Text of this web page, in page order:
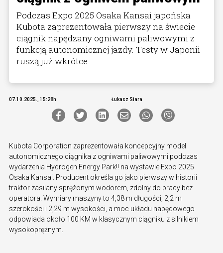
Podczas Expo 2025 Osaka Kansai japońska
Kubota zaprezentowała pierwszy na świecie
ciągnik napędzany ogniwami paliwowymi z
funkcją autonomicznej jazdy. Testy w Japonii
ruszą już wkrótce.
07.10.2025., 15:28h Łukasz Siara
Kubota Corporation zaprezentowała koncepcyjny model
autonomicznego ciągnika z ogniwami paliwowymi podczas
wydarzenia Hydrogen Energy Park!! na wystawie Expo 2025
Osaka Kansai. Producent określa go jako pierwszy w historii
traktor zasilany sprężonym wodorem, zdolny do pracy bez
operatora. Wymiary maszyny to 4,38 m długości, 2,2 m
szerokości i 2,29 m wysokości, a moc układu napędowego
odpowiada około 100 KM w klasycznym ciągniku z silnikiem
wysokoprężnym.